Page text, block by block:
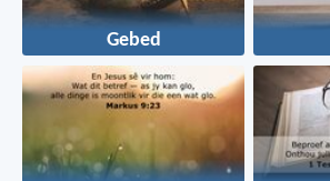
Gebed